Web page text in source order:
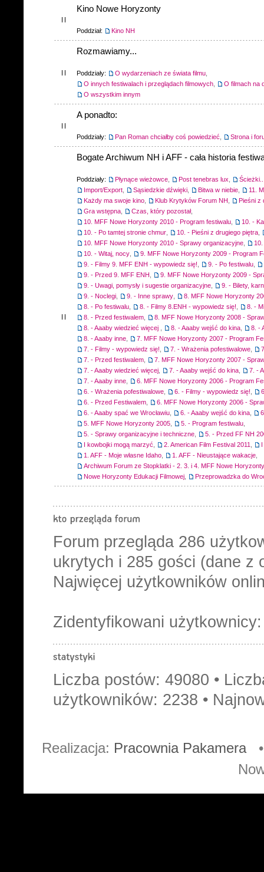
Kino Nowe Horyzonty
Poddział: Kino NH
Rozmawiamy...
Poddziały: O wydarzeniach ze świata filmu
O innych festiwalach i przeglądach filmowych
O filmach na
O wszystkim innym
A ponadto:
Poddziały: Pan Roman chciałby coś powiedzieć Strona i
Bogate Archiwum NH i AFF - cała historia
Poddziały: Płynące wieżowce Post tenebras lux
Import/Export
Sąsiedzkie dźwięki Bitwa w niebie
11.
Każdy ma swoje kino
Klub Krytyków Forum NH
Pieśni z
Gra wstępna
Czas, który pozostał,
10. MFF Nowe Horyzonty 2010 - Program festiwalu
10. -
10. - Po tamtej stronie chmur
10. - Pieśni z drugiego piętra
10. MFF Nowe Horyzonty 2010 - Sprawy organizacyjne
10. - Witaj, nocy
9. MFF Nowe Horyzonty 2009 - Program
9. - Filmy 9. MFF ENH - wypowiedz się!
9. - Po festiwalu
9. - Przed 9. MFF ENH
9. MFF Nowe Horyzonty 2009 -
9. - Uwagi, pomysły i sugestie organizacyjne
9. - Bilety,
9. - Noclegi
9. - Inne sprawy
8. MFF Nowe Horyzonty
8. - Po festiwalu
8. - Filmy 8.ENH - wypowiedz się!
8. -
8. - Przed festiwalem
8. MFF Nowe Horyzonty 2008 -
8. - Aaaby wiedzieć więcej
8. - Aaaby wejść do kina
8. -
8. - Aaaby inne
7. MFF Nowe Horyzonty 2007 - Program
7. - Filmy - wypowiedz się!
7. - Wrażenia pofestiwalowe
7. - Przed festiwalem
7. MFF Nowe Horyzonty 2007 -
7. - Aaaby wiedzieć więcej
7. - Aaaby wejść do kina
7. -
7. - Aaaby inne
6. MFF Nowe Horyzonty 2006 - Program
6. - Wrażenia pofestiwalowe
6. - Filmy - wypowiedz się!
6. - Przed Festiwalem
6. MFF Nowe Horyzonty 2006 -
6. - Aaaby spać we Wrocławiu
6. - Aaaby wejść do kina
5. MFF Nowe Horyzonty 2005
5. - Program festiwalu
5. - Sprawy organizacyjne i techniczne
5. - Przed FF NH
I kowbojki mogą marzyć
2. American Film Festival 2011
1. AFF - Moje własne Idaho
1. AFF - Nieustające wakacje
Archiwum Forum ze Stopklatki - 2. 3. i 4. MFF Nowe
Nowe Horyzonty Edukacji Filmowej
Przeprowadzka do
Forum przegląda 286
ukrytych i 285 gości (dane z
Najwięcej użytkowników
Zidentyfikowani
Liczba postów: 49080 •
użytkowników: 2238 •
Realizacja: Pracownia Pakamera•